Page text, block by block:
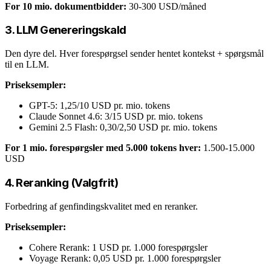
For 10 mio. dokumentbidder: 30-300 USD/måned
3. LLM Genereringskald
Den dyre del. Hver forespørgsel sender hentet kontekst + spørgsmål
til en LLM.
Priseksempler:
GPT-5: 1,25/10 USD pr. mio. tokens
Claude Sonnet 4.6: 3/15 USD pr. mio. tokens
Gemini 2.5 Flash: 0,30/2,50 USD pr. mio. tokens
For 1 mio. forespørgsler med 5.000 tokens hver: 1.500-15.000
USD
4. Reranking (Valgfrit)
Forbedring af genfindingskvalitet med en reranker.
Priseksempler:
Cohere Rerank: 1 USD pr. 1.000 forespørgsler
Voyage Rerank: 0,05 USD pr. 1.000 forespørgsler